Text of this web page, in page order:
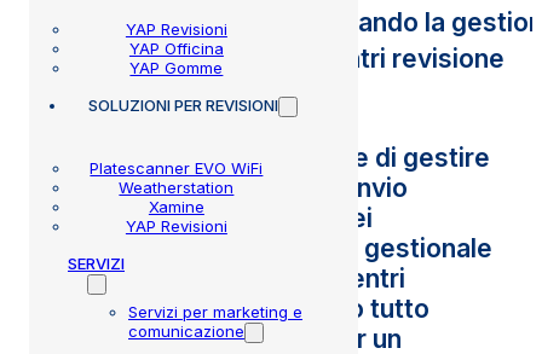
YAP Revisioni
YAP Officina
YAP Gomme
SOLUZIONIPER REVISIONI
Platescanner EVO WiFi
Weatherstation
Xamine
YAP Revisioni
SERVIZI
Servizi per marketing e
comunicazione
Risparmia tempo digitalizzando la
di officine, gommisti e centri revisione
e-Ticket Power ti permette di gestire
l’emissione, la stampa e l’invio
all’Agenzia delle Entrate dei
corrispettivi elettronici dal gestionale
per officine, gommisti e centri
revisione YAP, registrando tutto
all’interno del software per un